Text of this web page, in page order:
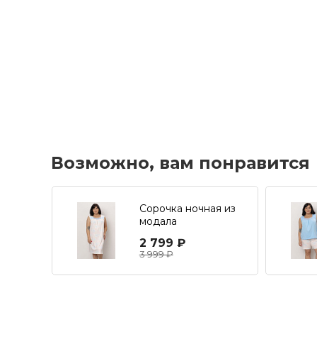
Возможно, вам понравится
Сорочка ночная из
модала
2 799 ₽
3 999 ₽